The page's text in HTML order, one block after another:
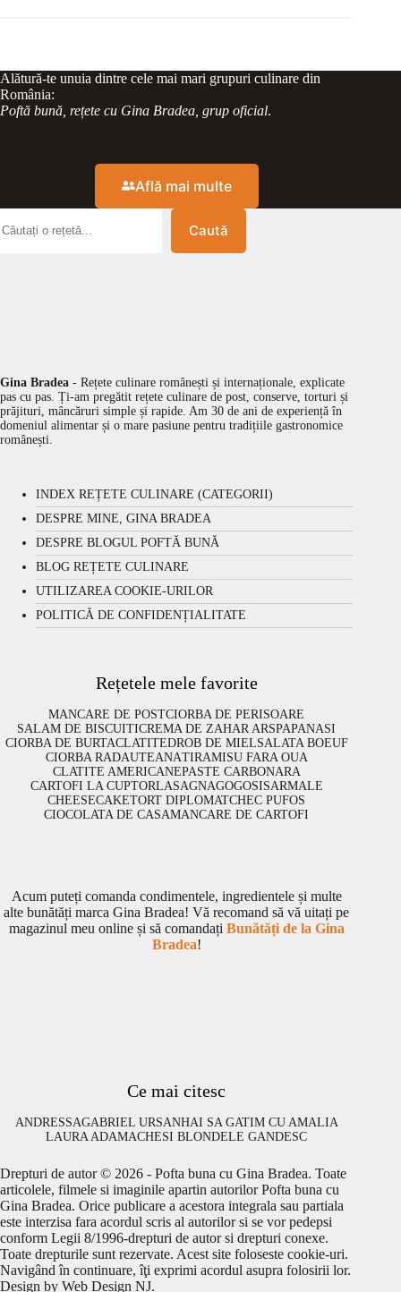
Alătură-te unuia dintre cele mai mari grupuri culinare din
România:
Poftă bună, rețete cu Gina Bradea, grup oficial.
Află mai multe
Caută
Gina Bradea - Rețete culinare românești și internaționale, explicate
pas cu pas. Ți-am pregătit rețete culinare de post, conserve, torturi și
prăjituri, mâncăruri simple și rapide. Am 30 de ani de experiență în
domeniul alimentar și o mare pasiune pentru tradițiile gastronomice
românești.
INDEX REȚETE CULINARE (CATEGORII)
DESPRE MINE, GINA BRADEA
DESPRE BLOGUL POFTĂ BUNĂ
BLOG REȚETE CULINARE
UTILIZAREA COOKIE-URILOR
POLITICĂ DE CONFIDENȚIALITATE
Rețetele mele favorite
MANCARE DE POSTCIORBA DE PERISOARE
SALAM DE BISCUITICREMA DE ZAHAR ARSPAPANASI
CIORBA DE BURTACLATITEDROB DE MIELSALATA BOEUF
CIORBA RADAUTEANATIRAMISU FARA OUA
CLATITE AMERICANEPASTE CARBONARA
CARTOFI LA CUPTORLASAGNAGOGOSISARMALE
CHEESECAKETORT DIPLOMATCHEC PUFOS
CIOCOLATA DE CASAMANCARE DE CARTOFI
Acum puteți comanda condimentele, ingredientele și multe
alte bunătăți marca Gina Bradea! Vă recomand să vă uitați pe
magazinul meu online și să comandați Bunătăți de la Gina
Bradea!
Ce mai citesc
ANDRESSAGABRIEL URSANHAI SA GATIM CU AMALIA
LAURA ADAMACHESI BLONDELE GANDESC
Drepturi de autor © 2026 - Pofta buna cu Gina Bradea. Toate
articolele, filmele si imaginile apartin autorilor Pofta buna cu
Gina Bradea. Orice publicare a acestora integrala sau partiala
este interzisa fara acordul scris al autorilor si se vor pedepsi
conform Legii 8/1996-drepturi de autor si drepturi conexe.
Toate drepturile sunt rezervate. Acest site foloseste cookie-uri.
Navigând în continuare, îţi exprimi acordul asupra folosirii lor.
Design by Web Design NJ.